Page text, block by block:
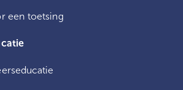
een toetsing